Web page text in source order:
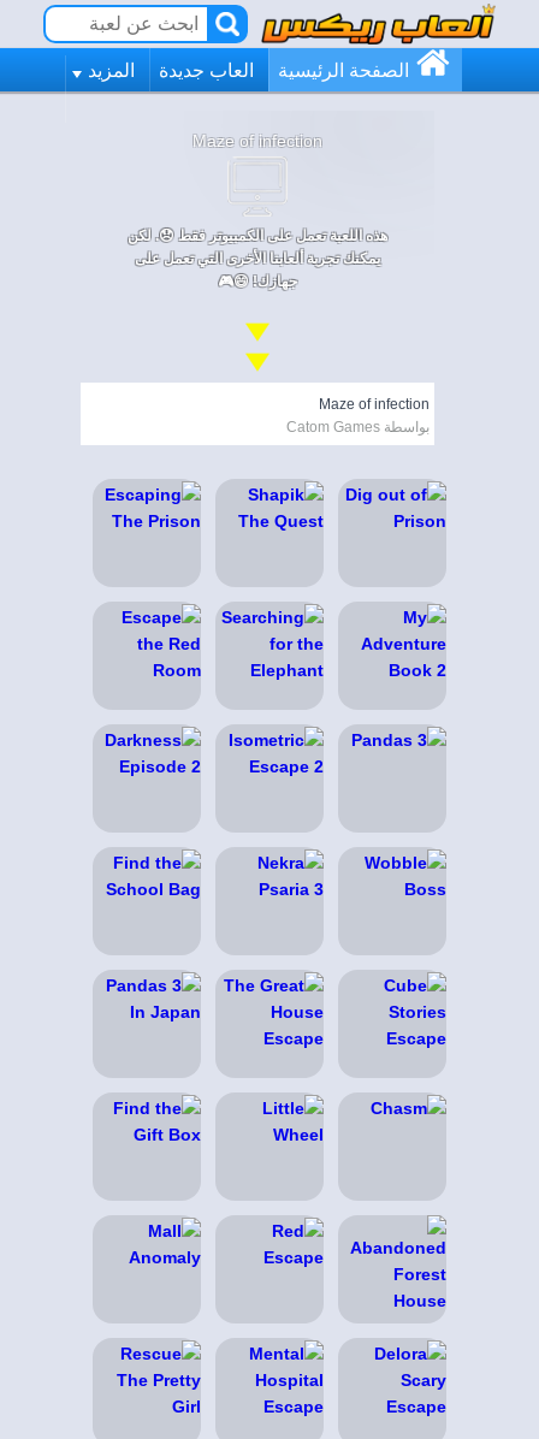
الصفحة الرئيسية العاب جديدة المزيد
Maze of infection
هذه اللعبة تعمل على الكمبيوتر فقط 😞. لكن
يمكنك تجربة ألعابنا الأخرى التي تعمل على
جهازك! 😄🎮
Maze of infection
بواسطة Catom Games